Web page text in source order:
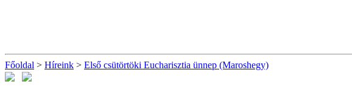
Főoldal > Híreink > Első csütörtöki Eucharisztia ünnep (Maroshegy)